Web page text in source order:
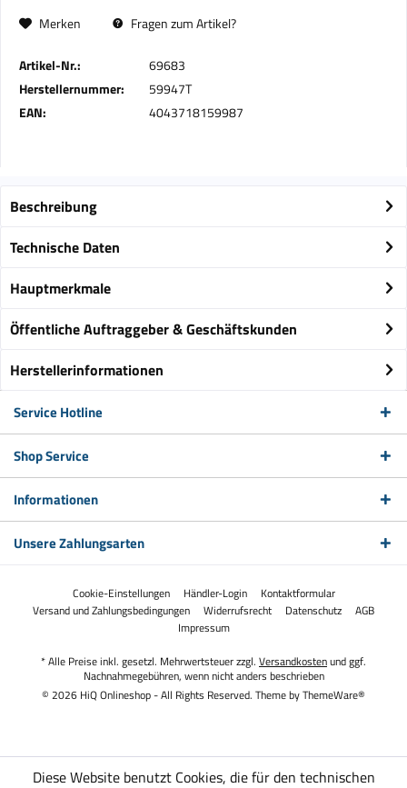
Merken Fragen zum Artikel?
Artikel-Nr.:
69683
Herstellernummer:
59947T
EAN:
4043718159987
Beschreibung
Technische Daten
Hauptmerkmale
Öffentliche Auftraggeber & Geschäftskunden
Herstellerinformationen
Service Hotline
Shop Service
Informationen
Unsere Zahlungsarten
Cookie-Einstellungen Händler-Login
Kontaktformular
Versand und Zahlungsbedingungen
Widerrufsrecht Datenschutz
AGB
Impressum
* Alle Preise inkl. gesetzl. Mehrwertsteuer zzgl. Versandkostenund ggf.
Nachnahmegebühren, wenn nicht anders beschrieben
© 2026 HiQ Onlineshop - All Rights Reserved. Theme byThemeWare®
Diese Website benutzt Cookies, die für den technischen